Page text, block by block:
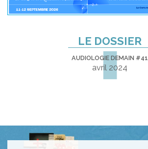
LE DOSSIER
AUDIOLOGIE DEMAIN #41
avril 2024